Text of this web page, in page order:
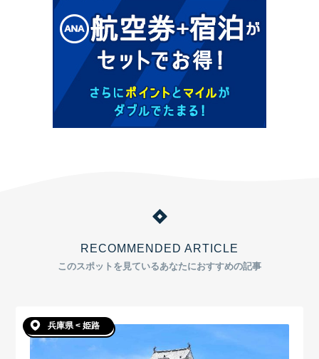
RECOMMENDED ARTICLE
このスポットを見ているあなたにおすすめの記事
兵庫県 < 姫路